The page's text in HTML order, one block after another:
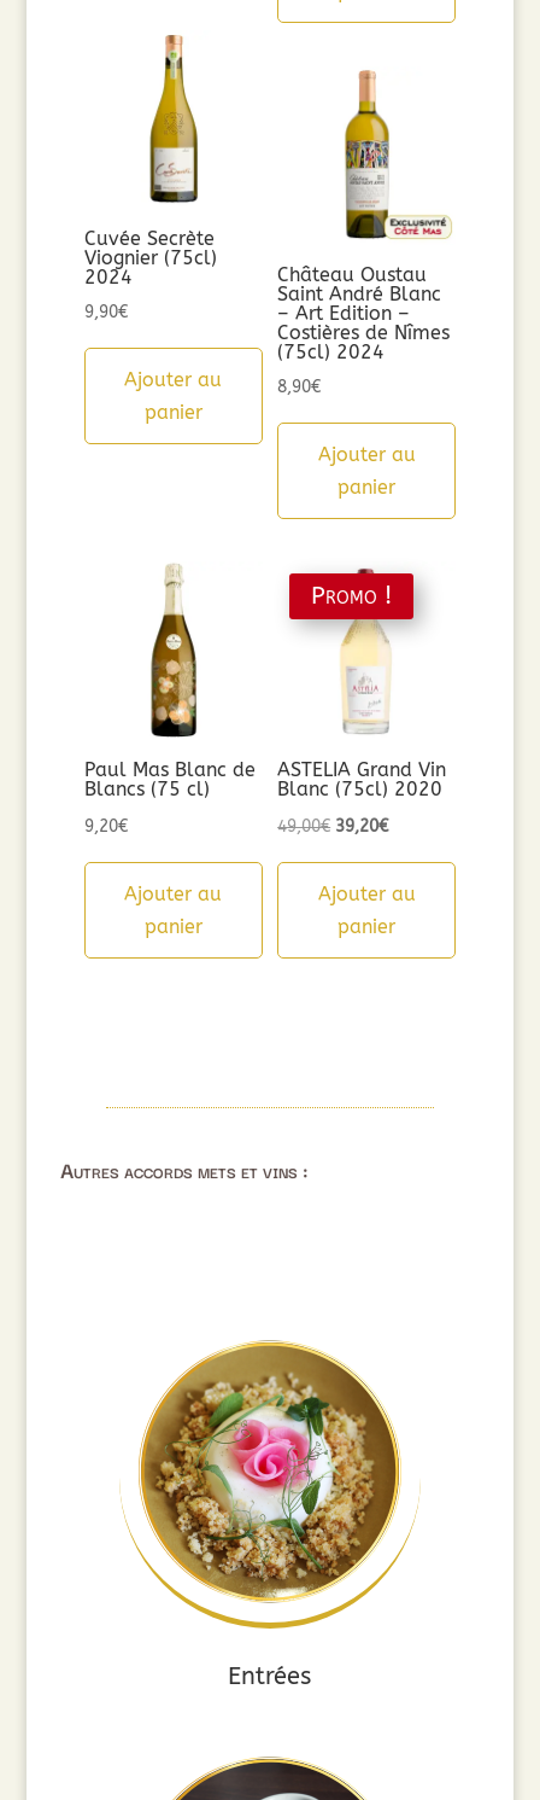
Cuvée Secrète
Viognier (75cl)
2024
9,90€
Ajouter au
panier
Château Oustau
Saint André Blanc
– Art Edition –
Costières de Nîmes
(75cl) 2024
8,90€
Ajouter au
panier
Paul Mas Blanc de
Blancs (75 cl)
9,20€
Ajouter au
panier
Promo !
ASTELIA Grand Vin
Blanc (75cl) 2020
49,00€ Le
initial
était :
39,20€Le
actuel
est :
Ajouter au
panier
Autres accords mets et vins :
Entrées